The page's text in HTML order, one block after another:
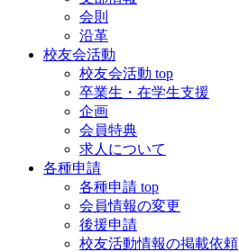
会則
沿革
校友会活動
校友会活動 top
卒業生・在学生支援
企画
会員特典
求人について
各種申請
各種申請 top
会員情報の変更
後援申請
校友活動情報の掲載依頼